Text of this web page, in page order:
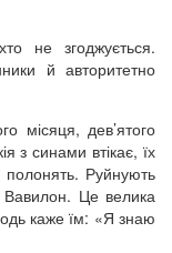
не згоджується.
й авторитетно
місяця, дев’ятого
з синами втікає, їх
полонять. Руйнують
Вавилон. Це велика
каже їм: «Я знаю